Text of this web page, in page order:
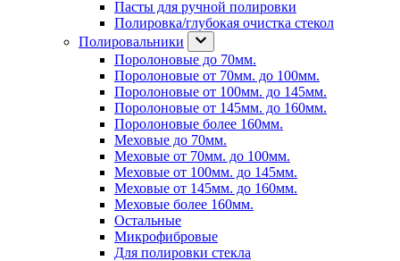
Пасты для ручной полировки
Полировка/глубокая очистка стекол
Полировальники
Поролоновые до 70мм.
Поролоновые от 70мм. до 100мм.
Поролоновые от 100мм. до 145мм.
Поролоновые от 145мм. до 160мм.
Поролоновые более 160мм.
Меховые до 70мм.
Меховые от 70мм. до 100мм.
Меховые от 100мм. до 145мм.
Меховые от 145мм. до 160мм.
Меховые более 160мм.
Остальные
Микрофибровые
Для полировки стекла